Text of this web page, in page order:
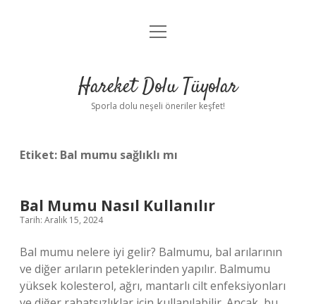
Anasayfa
Yasal Uyarı
menüyü
Hareket Dolu Tüyolar
Sporla dolu neşeli öneriler keşfet!
Etiket: Bal mumu sağlıklı mı
Bal Mumu Nasıl Kullanılır
Tarih: Aralık 15, 2024
Bal mumu nelere iyi gelir? Balmumu, bal arılarının
ve diğer arıların peteklerinden yapılır. Balmumu
yüksek kolesterol, ağrı, mantarlı cilt enfeksiyonları